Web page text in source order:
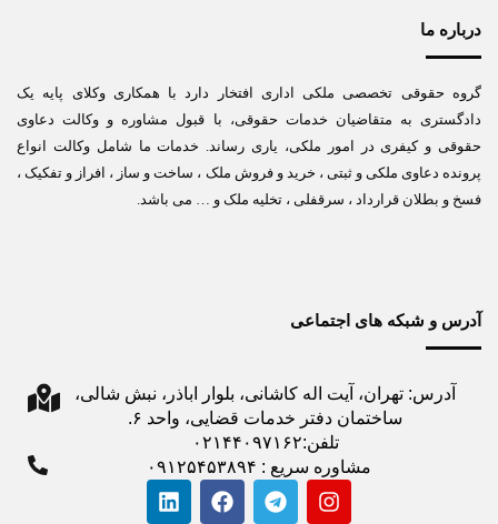
درباره ما
گروه حقوقی تخصصی ملکی اداری افتخار دارد با همکاری وکلای پایه یک
دادگستری به متقاضیان خدمات حقوقی، با قبول مشاوره و وکالت دعاوی
حقوقی و کیفری در امور ملکی، یاری رساند. خدمات ما شامل وکالت انواع
پرونده دعاوی ملکی و ثبتی ، خرید و فروش ملک ، ساخت و ساز ، افراز و تفکیک ،
فسخ و بطلان قرارداد ، سرقفلی ، تخلیه ملک و … می باشد.
آدرس و شبکه های اجتماعی
آدرس: تهران، آیت اله کاشانی، بلوار اباذر، نبش شالی،
ساختمان دفتر خدمات قضایی، واحد ۶.
تلفن:۰۲۱۴۴۰۹۷۱۶۲
مشاوره سریع : ۰۹۱۲۵۴۵۳۸۹۴